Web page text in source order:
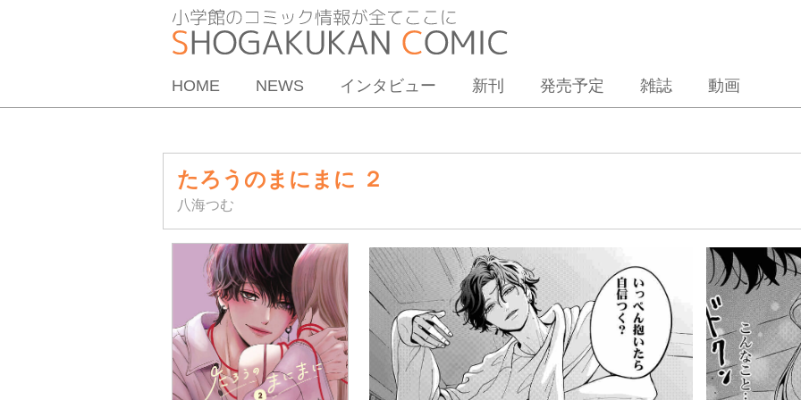
HOME NEWS インタビュー 新刊 発売予定 雑誌 動画
たろうのまにまに ２
八海つむ